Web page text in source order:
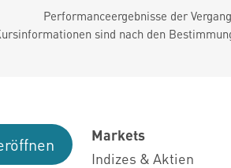
Performanceergebnisse der
sind nach den
Markets
Indizes & Aktien